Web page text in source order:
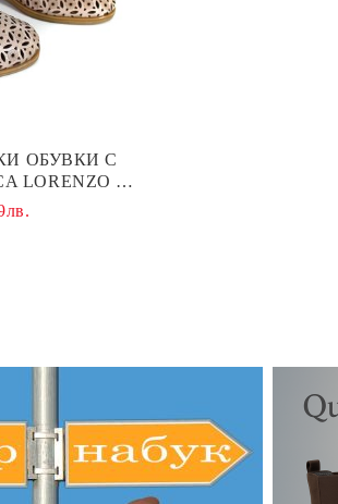
ОБУВКИ С
LORENZO В
КОЖА –